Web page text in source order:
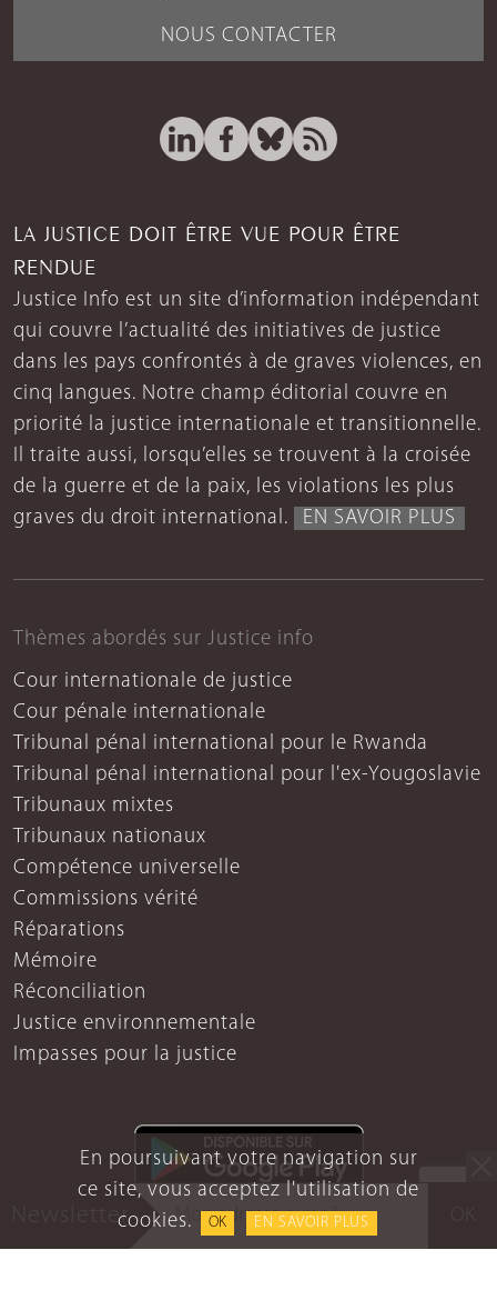
En poursuivant votre navigation sur
ce site, vous acceptez l'utilisation de
cookies.
OK EN SAVOIR PLUS
NOUS CONTACTER
LA JUSTICE DOIT ÊTRE VUE POUR ÊTRE
RENDUE
Justice Info est un site d’information indépendant
qui couvre l’actualité des initiatives de justice
dans les pays confrontés à de graves violences, en
cinq langues. Notre champ éditorial couvre en
priorité la justice internationale et transitionnelle.
Il traite aussi, lorsqu’elles se trouvent à la croisée
de la guerre et de la paix, les violations les plus
graves du droit international.
EN SAVOIR PLUS
Thèmes abordés sur Justice info
Cour internationale de justice
Cour pénale internationale
Tribunal pénal international pour le Rwanda
Tribunal pénal international pour l'ex-Yougoslavie
Tribunaux mixtes
Tribunaux nationaux
Compétence universelle
Commissions vérité
Réparations
Mémoire
Réconciliation
Justice environnementale
Impasses pour la justice
Mentions légales
Newsletter